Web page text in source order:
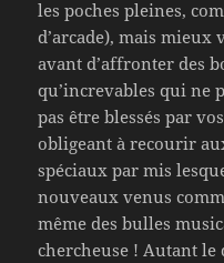
les poches pleines,
d’arcade), mais mieux
avant d’affronter des
qu’increvables qui ne
pas être blessés par
obligeant à recourir
spéciaux par mis
nouveaux venus
même des bulles
chercheuse ! Autant le